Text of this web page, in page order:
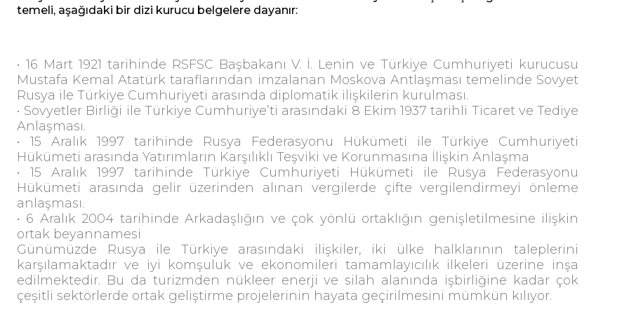
temeli, aşağıdaki bir dizi kurucu belgelere dayanır:
• 16 Mart 1921 tarihinde RSFSC Başbakanı V. İ. Lenin ve Türkiye Cumhuriyeti kurucusu
Mustafa Kemal Atatürk taraflarından imzalanan Moskova Antlaşması temelinde Sovyet
Rusya ile Türkiye Cumhuriyeti arasında diplomatik ilişkilerin kurulması.
• Sovyetler Birliği ile Türkiye Cumhuriye’ti arasındaki 8 Ekim 1937 tarihli Ticaret ve Tediye
Anlaşması.
• 15 Aralık 1997 tarihinde Rusya Federasyonu Hükümeti ile Türkiye Cumhuriyeti
Hükümeti arasında Yatırımların Karşılıklı Teşviki ve Korunmasına İlişkin Anlaşma
• 15 Aralık 1997 tarihinde Türkiye Cumhuriyeti Hükümeti ile Rusya Federasyonu
Hükümeti arasında gelir üzerinden alınan vergilerde çifte vergilendirmeyi önleme
anlaşması.
• 6 Aralık 2004 tarihinde Arkadaşlığın ve çok yönlü ortaklığın genişletilmesine ilişkin
ortak beyannamesi
Günümüzde Rusya ile Türkiye arasındaki ilişkiler, iki ülke halklarının taleplerini
karşılamaktadır ve iyi komşuluk ve ekonomileri tamamlayıcılık ilkeleri üzerine inşa
edilmektedir. Bu da turizmden nükleer enerji ve silah alanında işbirliğine kadar çok
çeşitli sektörlerde ortak geliştirme projelerinin hayata geçirilmesini mümkün kılıyor.